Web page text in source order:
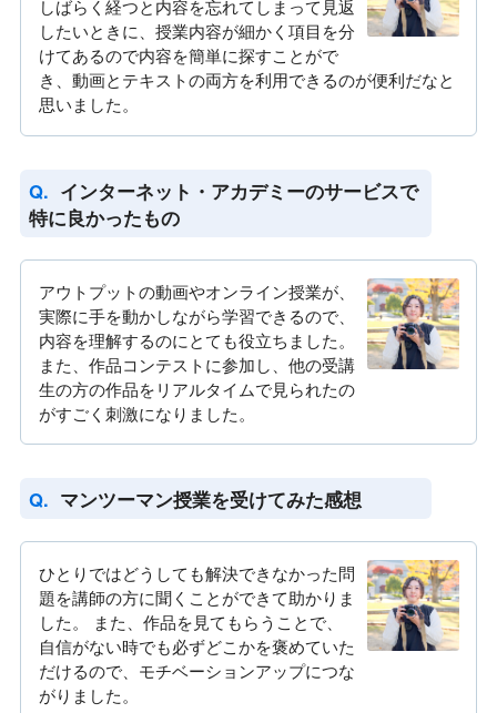
しばらく経つと内容を忘れてしまって見返
したいときに、授業内容が細かく項目を分
けてあるので内容を簡単に探すことがで
き、動画とテキストの両方を利用できるのが便利だなと
思いました。
インターネット・アカデミーのサービスで
特に良かったもの
アウトプットの動画やオンライン授業が、
実際に手を動かしながら学習できるので、
内容を理解するのにとても役立ちました。
また、作品コンテストに参加し、他の受講
生の方の作品をリアルタイムで見られたの
がすごく刺激になりました。
マンツーマン授業を受けてみた感想
ひとりではどうしても解決できなかった問
題を講師の方に聞くことができて助かりま
した。 また、作品を見てもらうことで、
自信がない時でも必ずどこかを褒めていた
だけるので、モチベーションアップにつな
がりました。